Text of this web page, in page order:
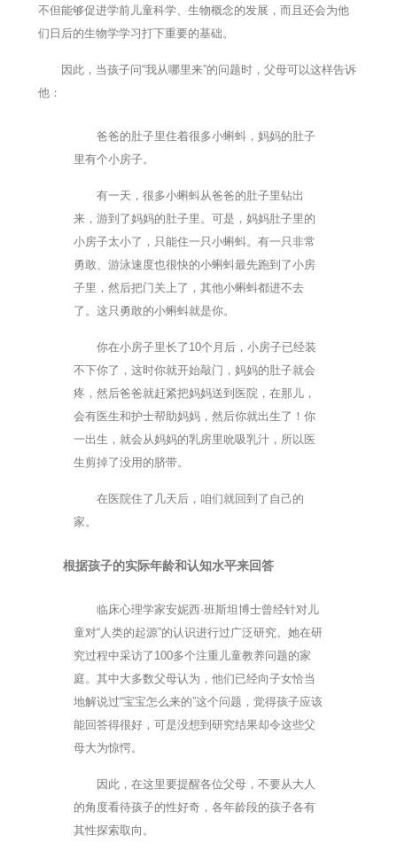
不但能够促进学前儿童科学、生物概念的发展，而且还会为他
们日后的生物学学习打下重要的基础。
因此，当孩子问“我从哪里来”的问题时，父母可以这样告诉
他：
爸爸的肚子里住着很多小蝌蚪，妈妈的肚子
里有个小房子。
有一天，很多小蝌蚪从爸爸的肚子里钻出
来，游到了妈妈的肚子里。可是，妈妈肚子里的
小房子太小了，只能住一只小蝌蚪。有一只非常
勇敢、游泳速度也很快的小蝌蚪最先跑到了小房
子里，然后把门关上了，其他小蝌蚪都进不去
了。这只勇敢的小蝌蚪就是你。
你在小房子里长了10个月后，小房子已经装
不下你了，这时你就开始敲门，妈妈的肚子就会
疼，然后爸爸就赶紧把妈妈送到医院，在那儿，
会有医生和护士帮助妈妈，然后你就出生了！你
一出生，就会从妈妈的乳房里吮吸乳汁，所以医
生剪掉了没用的脐带。
在医院住了几天后，咱们就回到了自己的
家。
根据孩子的实际年龄和认知水平来回答
临床心理学家安妮西·班斯坦博士曾经针对儿
童对“人类的起源”的认识进行过广泛研究。她在研
究过程中采访了100多个注重儿童教养问题的家
庭。其中大多数父母认为，他们已经向子女恰当
地解说过“宝宝怎么来的”这个问题，觉得孩子应该
能回答得很好，可是没想到研究结果却令这些父
母大为惊愕。
因此，在这里要提醒各位父母，不要从大人
的角度看待孩子的性好奇，各年龄段的孩子各有
其性探索取向。